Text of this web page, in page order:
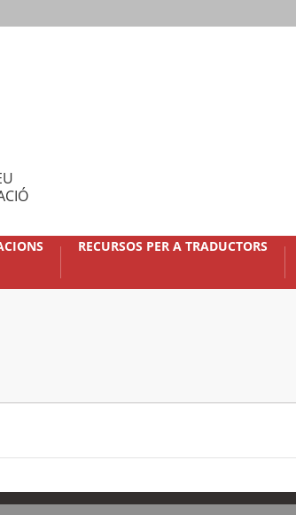
RECURSOS PER A TRADUCTORS